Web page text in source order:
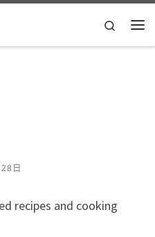
Search
日
recipes and cooking